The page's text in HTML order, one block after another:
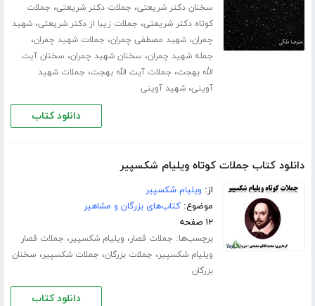
سخنان دکتر شریعتی، جملات دکتر شریعتی، جملات
کوتاه دکتر شریعتی، جملات زیبا از دکتر شریعتی،شهید
چمران،شهید مصطفی چمران، جملات شهید چمران،
جمله شهید چمران، سخنان شهید چمران، سخنان آیت
الله بهجت، جملات آیت الله بهجت، جملات شهید
آوینی،شهید آوینی
دانلود کتاب
دانلود کتاب جملات کوتاه ویلیام شکسپیر
از: ویلیام شکسپیر
موضوع:کتاب‌های بزرگان و مشاهیر
۱۲ صفحه
برچسب‌ها: جملات قصار، ویلیام شکسپیر، جملات قصار
ویلیام شکسپیر، جملات بزرگان، جملات شکسپیر، سخنان
بزرگان
دانلود کتاب